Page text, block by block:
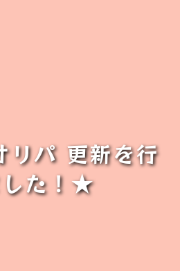
パ 更新を行
した！★